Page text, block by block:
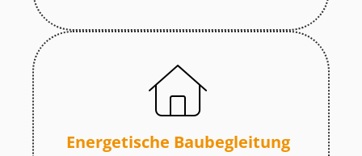
Energetische Baubegleitung